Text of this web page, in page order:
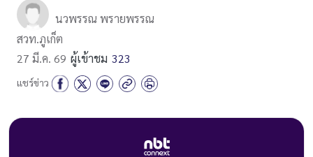
นวพรรณ พรายพรรณ
สวท.ภูเก็ต
27 มี.ค. 69 ผู้เข้าชม 323
แชร์ข่าว